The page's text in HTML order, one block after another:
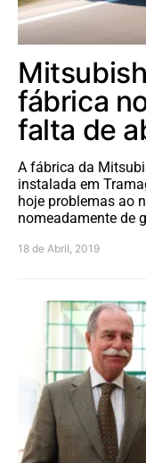
fábrica
falta de
A fábrica da
instalada em
hoje problemas ao
nomeadamente de
18 de Abril, 2019